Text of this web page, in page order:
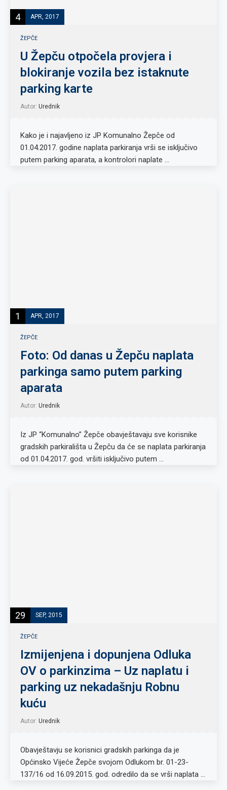
4 APR, 2017
ŽEPČE
U Žepču otpočela provjera i
blokiranje vozila bez istaknute
parking karte
Autor: Urednik
Kako je i najavljeno iz JP Komunalno Žepče od
01.04.2017. godine naplata parkiranja vrši se isključivo
putem parking aparata, a kontrolori naplate …
1 APR, 2017
ŽEPČE
Foto: Od danas u Žepču naplata
parkinga samo putem parking
aparata
Autor: Urednik
Iz JP “Komunalno” Žepče obavještavaju sve korisnike
gradskih parkirališta u Žepču da će se naplata parkiranja
od 01.04.2017. god. vršiti isključivo putem …
29 SEP, 2015
ŽEPČE
Izmijenjena i dopunjena Odluka
OV o parkinzima – Uz naplatu i
parking uz nekadašnju Robnu
kuću
Autor: Urednik
Obavještavju se korisnici gradskih parkinga da je
Općinsko Vijeće Žepče svojom Odlukom br. 01-23-
137/16 od 16.09.2015. god. odredilo da se vrši naplata …